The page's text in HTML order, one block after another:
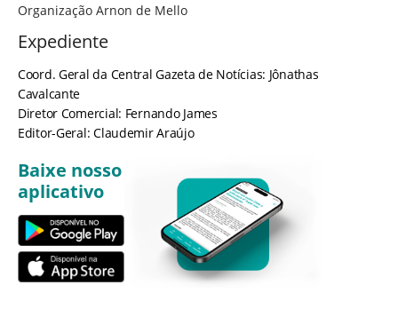
Organização Arnon de Mello
Expediente
Coord. Geral da Central Gazeta de Notícias: Jônathas
Cavalcante
Diretor Comercial: Fernando James
Editor-Geral: Claudemir Araújo
Baixe nosso
aplicativo